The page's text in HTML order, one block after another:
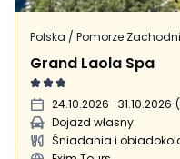
Polska / Pomorze
Grand Laola Spa
24.10.2026- 31.10.2026 (
Dojazd własny
Śniadania i